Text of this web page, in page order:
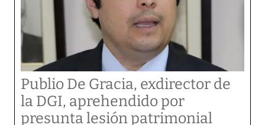
Publio De Gracia, exdirector de
la DGI, aprehendido por
presunta lesión patrimonial